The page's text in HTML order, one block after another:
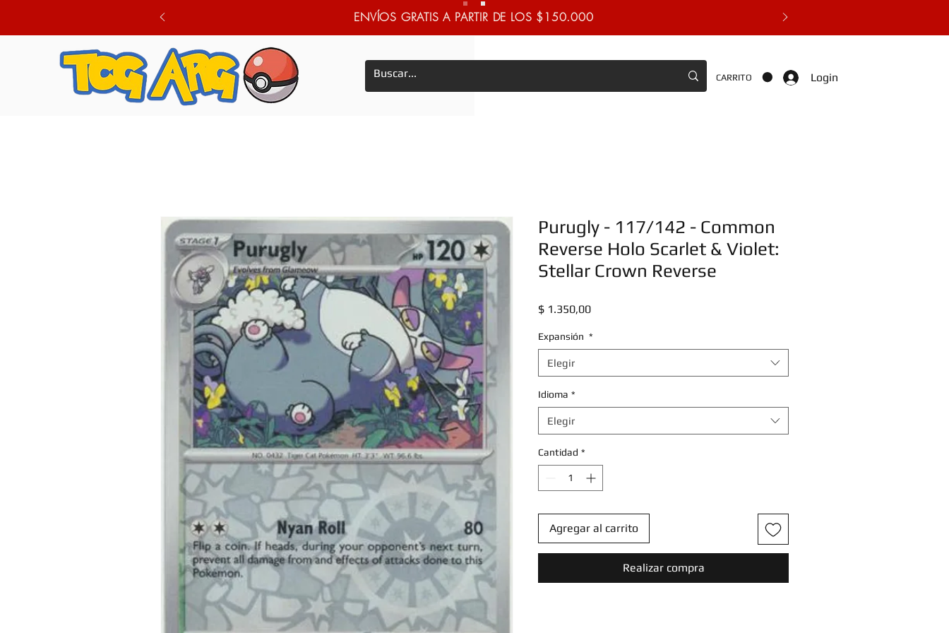
ENVÍOS GRATIS A PARTIR DE LOS $150.000
CARRITO Login
Purugly - 117/142 - Common
Reverse Holo Scarlet & Violet:
Stellar Crown Reverse
$ 1.350,00Precio
Expansión *
Elegir
Idioma *
Elegir
Cantidad *
Agregar al carrito
Realizar compra